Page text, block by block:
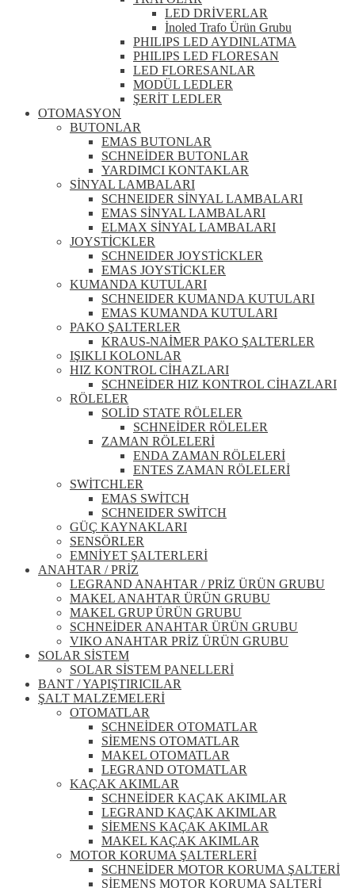
LED DRİVERLAR
İnoled Trafo Ürün Grubu
PHILIPS LED AYDINLATMA
PHILIPS LED FLORESAN
LED FLORESANLAR
MODÜL LEDLER
ŞERİT LEDLER
OTOMASYON
BUTONLAR
EMAS BUTONLAR
SCHNEİDER BUTONLAR
YARDIMCI KONTAKLAR
SİNYAL LAMBALARI
SCHNEIDER SİNYAL LAMBALARI
EMAS SİNYAL LAMBALARI
ELMAX SİNYAL LAMBALARI
JOYSTİCKLER
SCHNEIDER JOYSTİCKLER
EMAS JOYSTİCKLER
KUMANDA KUTULARI
SCHNEIDER KUMANDA KUTULARI
EMAS KUMANDA KUTULARI
PAKO ŞALTERLER
KRAUS-NAİMER PAKO ŞALTERLER
IŞIKLI KOLONLAR
HIZ KONTROL CİHAZLARI
SCHNEİDER HIZ KONTROL CİHAZLARI
RÖLELER
SOLİD STATE RÖLELER
SCHNEİDER RÖLELER
ZAMAN RÖLELERİ
ENDA ZAMAN RÖLELERİ
ENTES ZAMAN RÖLELERİ
SWİTCHLER
EMAS SWİTCH
SCHNEIDER SWİTCH
GÜÇ KAYNAKLARI
SENSÖRLER
EMNİYET ŞALTERLERİ
ANAHTAR / PRİZ
LEGRAND ANAHTAR / PRİZ ÜRÜN GRUBU
MAKEL ANAHTAR ÜRÜN GRUBU
MAKEL GRUP ÜRÜN GRUBU
SCHNEİDER ANAHTAR ÜRÜN GRUBU
VIKO ANAHTAR PRİZ ÜRÜN GRUBU
SOLAR SİSTEM
SOLAR SİSTEM PANELLERİ
BANT / YAPIŞTIRICILAR
ŞALT MALZEMELERİ
OTOMATLAR
SCHNEİDER OTOMATLAR
SİEMENS OTOMATLAR
MAKEL OTOMATLAR
LEGRAND OTOMATLAR
KAÇAK AKIMLAR
SCHNEİDER KAÇAK AKIMLAR
LEGRAND KAÇAK AKIMLAR
SİEMENS KAÇAK AKIMLAR
MAKEL KAÇAK AKIMLAR
MOTOR KORUMA ŞALTERLERİ
SCHNEİDER MOTOR KORUMA ŞALTERİ
SİEMENS MOTOR KORUMA ŞALTERİ